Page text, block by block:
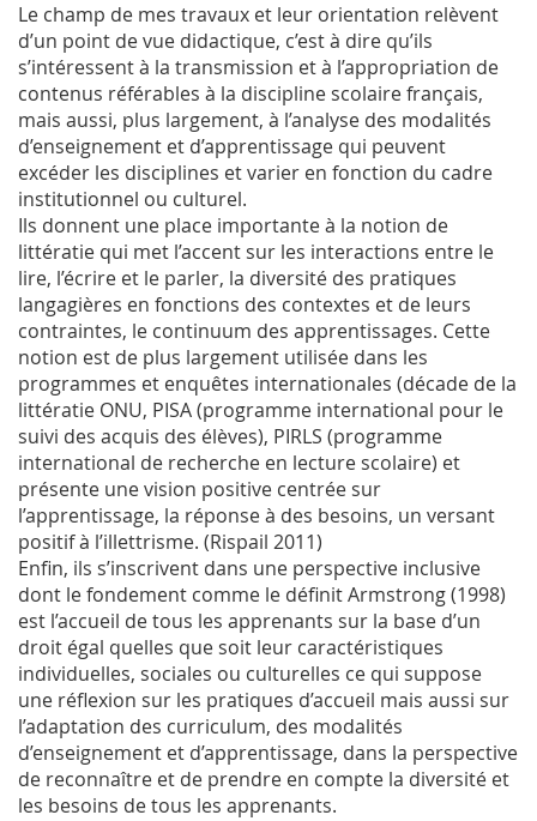
Le champ de mes travaux et leur orientation relèvent
d’un point de vue didactique, c’est à dire qu’ils
s’intéressent à la transmission et à l’appropriation de
contenus référables à la discipline scolaire français,
mais aussi, plus largement, à l’analyse des modalités
d’enseignement et d’apprentissage qui peuvent
excéder les disciplines et varier en fonction du cadre
institutionnel ou culturel.
Ils donnent une place importante à la notion de
littératie qui met l’accent sur les interactions entre le
lire, l’écrire et le parler, la diversité des pratiques
langagières en fonctions des contextes et de leurs
contraintes, le continuum des apprentissages. Cette
notion est de plus largement utilisée dans les
programmes et enquêtes internationales (décade de la
littératie ONU, PISA (programme international pour le
suivi des acquis des élèves), PIRLS (programme
international de recherche en lecture scolaire) et
présente une vision positive centrée sur
l’apprentissage, la réponse à des besoins, un versant
positif à l’illettrisme. (Rispail 2011)
Enfin, ils s’inscrivent dans une perspective inclusive
dont le fondement comme le définit Armstrong (1998)
est l’accueil de tous les apprenants sur la base d’un
droit égal quelles que soit leur caractéristiques
individuelles, sociales ou culturelles ce qui suppose
une réflexion sur les pratiques d’accueil mais aussi sur
l’adaptation des curriculum, des modalités
d’enseignement et d’apprentissage, dans la perspective
de reconnaître et de prendre en compte la diversité et
les besoins de tous les apprenants.